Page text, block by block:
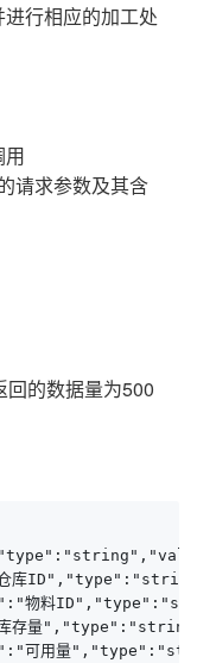
行相应的加工处
用
请求参数及其含
回的数据量为500
库
物料
存量
可用量